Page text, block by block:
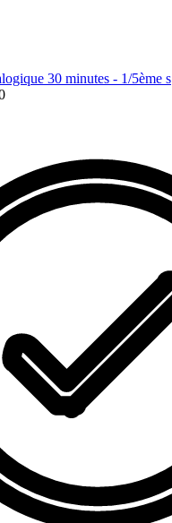
30 minutes - 1/5ème s